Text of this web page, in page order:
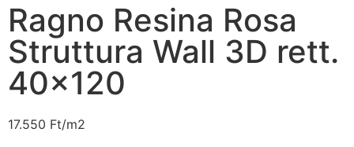
Ragno Resina Rosa
Struttura Wall 3D rett.
40×120
17.550 Ft/m2